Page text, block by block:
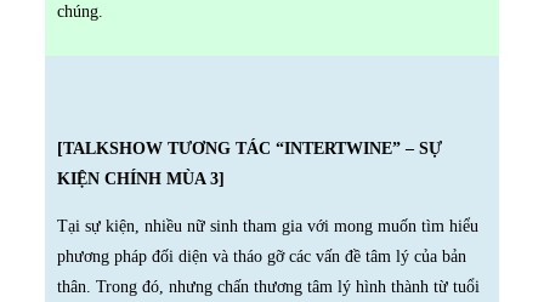
chúng.
[TALKSHOW TƯƠNG TÁC “INTERTWINE” – SỰ
KIỆN CHÍNH MÙA 3]
Tại sự kiện, nhiều nữ sinh tham gia với mong muốn tìm hiểu
phương pháp đối diện và tháo gỡ các vấn đề tâm lý của bản
thân. Trong đó, nhưng chấn thương tâm lý hình thành từ tuổi